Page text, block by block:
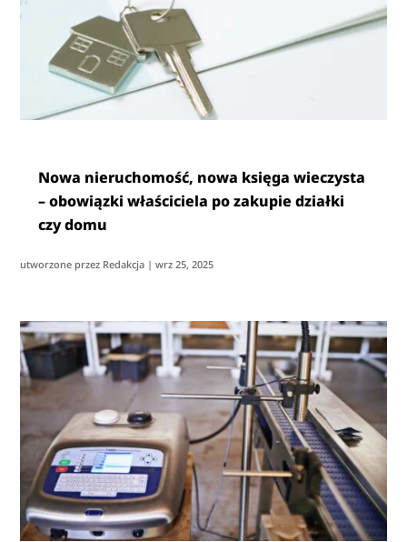
Nowa nieruchomość, nowa księga wieczysta
– obowiązki właściciela po zakupie działki
czy domu
utworzone przez Redakcja |wrz 25, 2025